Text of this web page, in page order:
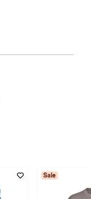
Sale